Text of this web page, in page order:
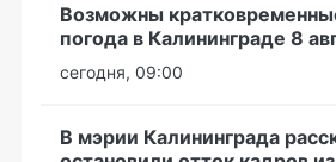
Возможны
погода в Калининграде 8
сегодня, 09:00
В мэрии Калининграда